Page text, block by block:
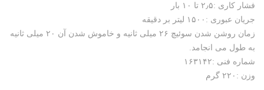
فشار کاری :۲٫۵ تا ۱۰ بار
جریان عبوری :۱۵۰۰ لیتر بر دقیقه
زمان روشن شدن سوئیچ ۲۶ میلی ثانیه و خاموش شدن آن ۲۰ میلی ثانیه
به طول می انجامد.
شماره فنی :۱۶۳۱۴۲
وزن :۲۲۰ گرم